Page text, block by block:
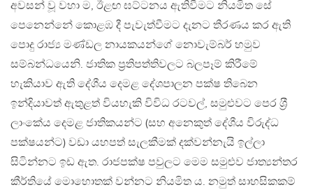
අවසන් වූ වහා ම, ඊළඟ ඝට්ටනය ඇතිවීමට නියමිත සේ
පෙනෙන්නේ කොළඹ දී පැවැත්වීමට දැනට තීරණය කර ඇති
පොදු රාජ්‍ය මණ්ඩල නායකයන්ගේ නොවැම්බර් හමුව
සම්බන්ධයෙනි. ජාතික ප‍්‍රතිපත්තිවලට බලපෑම් කිරීමේ
හැකියාව ඇති දේශීය දෙමළ දේශපාලන පක්ෂ තිබෙන
ඉන්දියාවත් ඇතුළත් වියහැකි විවිධ රටවල්, සමුළුවට පෙර ශ‍්‍රී
ලාංකේය දෙමළ ජාතිකයන්ට (සහ අනෙකුත් දේශීය විරුද්ධ
පක්ෂයන්ට) වඩා යහපත් සැලකීමක් දක්වන්නැයි ඉල්ලා
සිටින්නට ඉඩ ඇත. රාජපක්ෂ පවුලට මෙම සමුළුව ජාත්‍යන්තර
කීර්තියේ මොහොතක් වන්නට නියමිත ය. නමුත් සාහසිකකම්